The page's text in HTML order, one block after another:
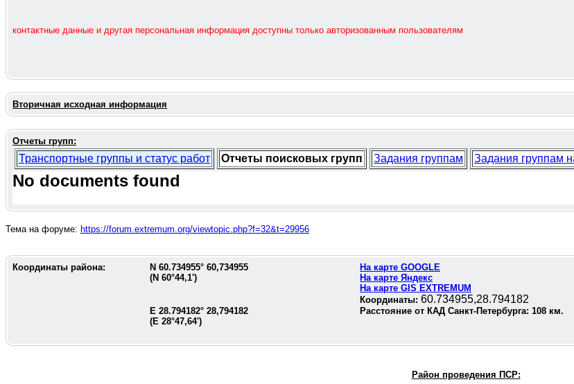
контактные данные и другая персональная информация доступны только авторизованным пользователям
Вторичная исходная информация
Отчеты групп:
Транспортные группы и статус работ Отчеты поисковых групп Задания группам Задания группам
No documents found
Тема на форуме: https://forum.extremum.org/viewtopic.php?f=32&t=29956
Координаты района: N 60.734955° 60,734955
(N 60°44,1')
На карте GOOGLE
На карте Яндекс
На карте GIS EXTREMUM
Координаты: 60.734955,28.794182
E 28.794182° 28,794182
(E 28°47,64')
Расстояние от КАД Санкт-Петербурга: 108 км.
Район проведения ПСР: